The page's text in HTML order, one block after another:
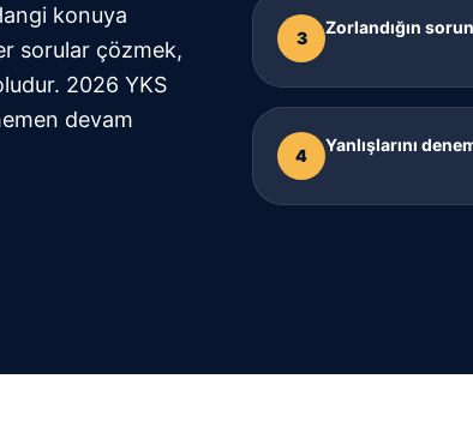
konuya
sorular çözmek,
2026 YKS
devam
3
Zorlandığın
4
Yanlışlarını